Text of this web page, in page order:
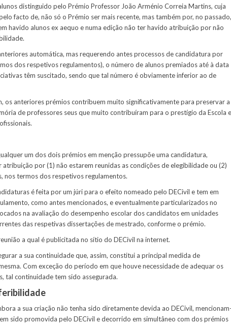
distinguido pelo Prémio Professor João Arménio Correia Martins, cuja
facto de, não só o Prémio ser mais recente, mas também por, no passado,
havido alunos ex aequo e numa edição não ter havido atribuição por não
automática, mas requerendo antes processos de candidatura por
dos respetivos regulamentos), o número de alunos premiados até à data
têm suscitado, sendo que tal número é obviamente inferior ao de
os anteriores prémios contribuem muito significativamente para preservar a
de professores seus que muito contribuíram para o prestígio da Escola e
um dos dois prémios em menção pressupõe uma candidatura,
por (1) não estarem reunidas as condições de elegibilidade ou (2)
nos termos dos respetivos regulamentos.
é feita por um júri para o efeito nomeado pelo DECivil e tem em
como antes mencionados, e eventualmente particularizados no
na avaliação do desempenho escolar dos candidatos em unidades
das respetivas dissertações de mestrado, conforme o prémio.
a qual é publicitada no sítio do DECivil na internet.
a sua continuidade que, assim, constitui a principal medida de
Com exceção do período em que houve necessidade de adequar os
tal continuidade tem sido assegurada.
a sua criação não tenha sido diretamente devida ao DECivil,
sido promovida pelo DECivil e decorrido em simultâneo com dos prémios